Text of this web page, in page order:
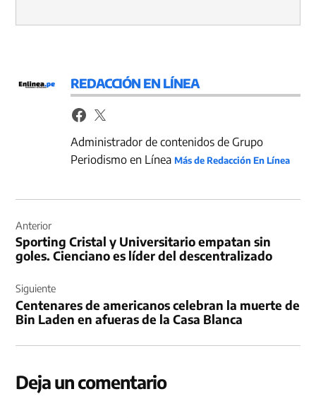
REDACCIÓN EN LÍNEA
Administrador de contenidos de Grupo
Periodismo en LíneaMás de Redacción En Línea
de
entradas
Anterior
Sporting Cristal y Universitario empatan sin
goles. Cienciano es líder del descentralizado
Siguiente
Centenares de americanos celebran la muerte de
Bin Laden en afueras de la Casa Blanca
Deja un comentario